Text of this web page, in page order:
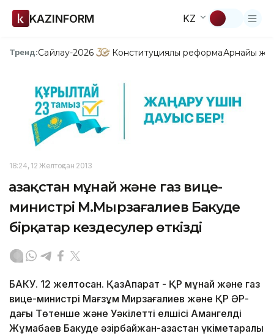
KAZINFORM KZ
Тренд:Сайлау-2026 Конституциялық реформаАрнайы
18:24, 12 Желтоқсан 2013
Қазақстан мұнай және газ вице-
министрі М.Мырзағалиев Бакуде
бірқатар кездесулер өткізді
БАКУ. 12 желтоқсан. ҚазАқпарат - ҚР мұнай және газ
вице-министрі Мағзұм Мирзағалиев және ҚР ӘР-
дағы Төтенше және Уәкілетті елшісі Амангелді
Жұмабаев Бакуде әзірбайжан-қазақстан үкіметаралық